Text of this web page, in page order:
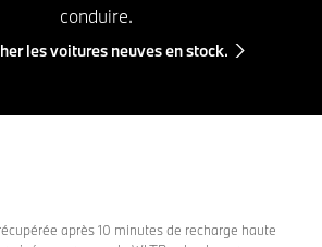
conduire.
les voitures neuves en stock.
après 10 minutes de recharge haute